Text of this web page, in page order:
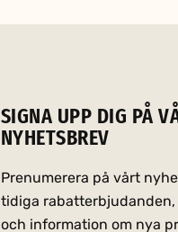
SIGNA UPP DIG PÅ
NYHETSBREV
Prenumerera på vårt
tidiga
och information om nya